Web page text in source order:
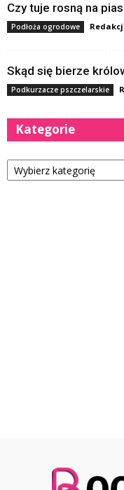
Czy tuje rosną na
Podłoża ogrodowe
Skąd się bierze
Podkurzacze pszczelarskie
Kategorie
Kategorie